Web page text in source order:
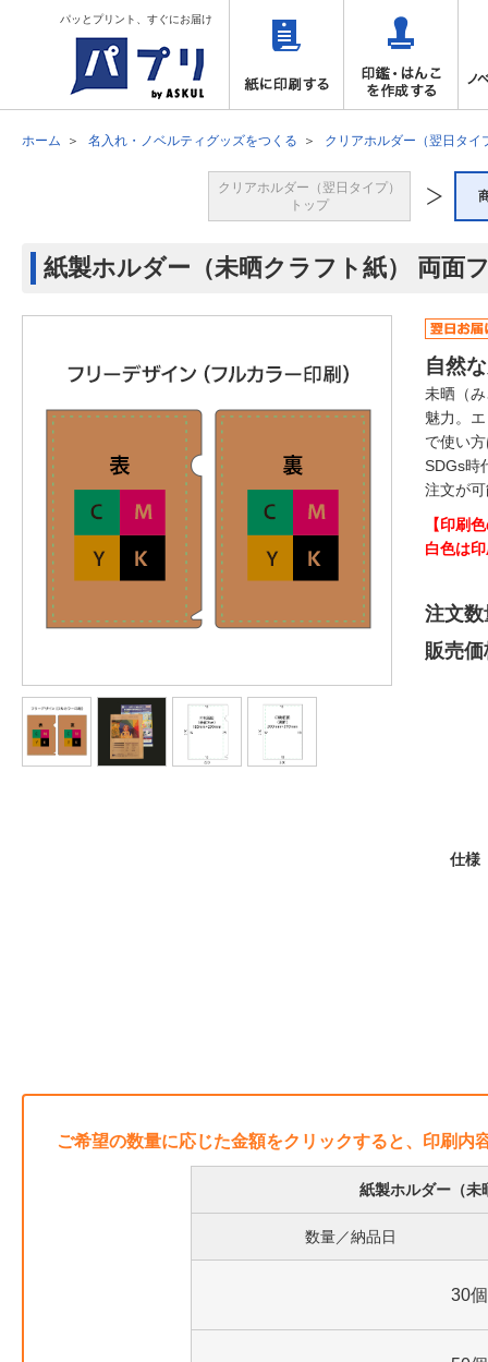
パッとプリント、すぐにお届け
ホーム 名入れ・ノベルティグッズをつくる クリアホルダー（翌日タイ
クリアホルダー（翌日タイプ）
トップ
紙製ホルダー（未晒クラフト紙） 両面
自然
未晒（
魅力。
で使い
SDGs時
注文が
【印刷
白色は
注文数
販売価
仕様
ご希望の数量に応じた金額をクリックすると、印刷内
紙製ホルダー（未
数量／納品日
30個